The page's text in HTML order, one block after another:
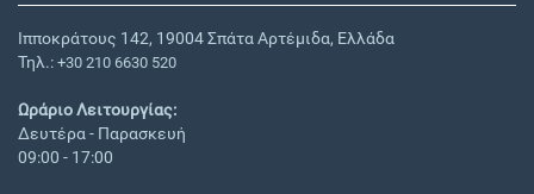
Ιπποκράτους 142, 19004 Σπάτα Αρτέμιδα, Ελλάδα
Τηλ.: +30 210 6630 520
Ωράριο Λειτουργίας:
Δευτέρα - Παρασκευή
09:00 - 17:00